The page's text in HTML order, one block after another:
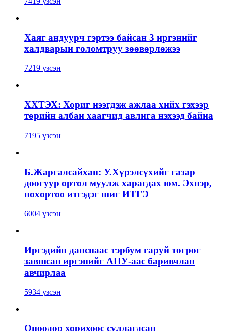
Хаяг андуурч гэртээ байсан 3 иргэнийг
халдварын голомтруу зөөвөрлөжээ
7219 үзсэн
ХХТЭХ: Хориг нээгдэж ажлаа хийх гэхээр
төрийн албан хаагчид авлига нэхээд байна
7195 үзсэн
Б.Жаргалсайхан: У.Хүрэлсүхийг газар
доогуур ортол муулж харагдах юм. Эхнэр,
нөхөртөө итгэдэг шиг ИТГЭ
6004 үзсэн
Иргэдийн данснаас тэрбум гаруй төгрөг
завшсан иргэнийг АНУ-аас баривчлан
авчирлаа
5934 үзсэн
Өнөөдөр хорихоос суллагдсан